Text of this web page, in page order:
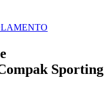
Sporting